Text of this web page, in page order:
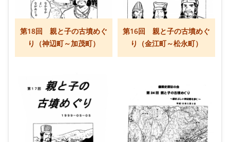
第18回 親と子の古墳めぐ
り（神辺町～加茂町）
第16回 親と子の古墳めぐ
り（金江町～松永町）